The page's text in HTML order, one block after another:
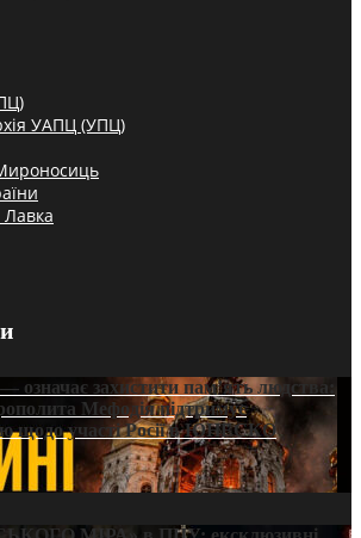
УАПЦ (УПЦ)
означає захистити пам’ять людства:
Мефодія підтримує
щодо участі Росії в ЮНЕСКО